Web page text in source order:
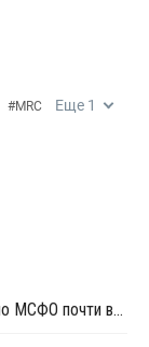
#MRC Еще 1
"Куйбышевазот" сократил чистую прибыль по МСФО почти вдвое